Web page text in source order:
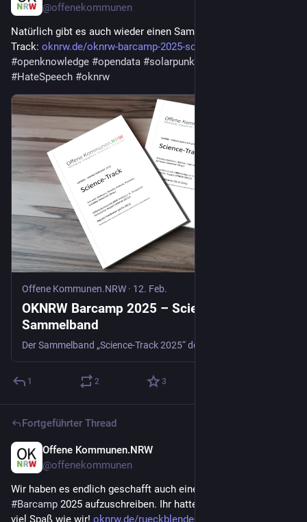
@offenekommunen
Natürlich gibt es auch wieder einen Sammelband vom Science
Track: oknrw.de/oknrw-barcamp-2025-sc
#openknowledge #opendata #solarpunk
#HateSpeech #oknrw
Offene Kommunen.NRW · 12. Feb.
OKNRW Barcamp 2025 – Science Track-
Sammelband
1 2 3
Fortgeführter Thread
Offene Kommunen.NRW
@offenekommunen
#Barcamp 2025 aufzuschreiben. Ihr hattet hoffentlich genauso
viel Spaß wie wir! oknrw.de/rueckblende-oknrw-bar